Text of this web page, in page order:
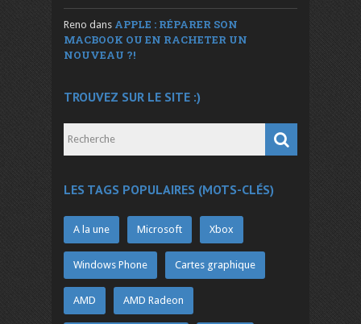
Reno dans APPLE : RÉPARER SON
MACBOOK OU EN RACHETER UN
NOUVEAU ?!
TROUVEZ SUR LE SITE :)
LES TAGS POPULAIRES (MOTS-CLÉS)
A la une Microsoft Xbox
Windows Phone Cartes graphique
AMD AMD Radeon